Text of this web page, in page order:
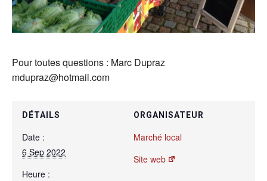
Pour toutes questions : Marc Dupraz
mdupraz@hotmail.com
DÉTAILS
Date :
6 Sep 2022
Heure :
ORGANISATEUR
Marché local
Site web